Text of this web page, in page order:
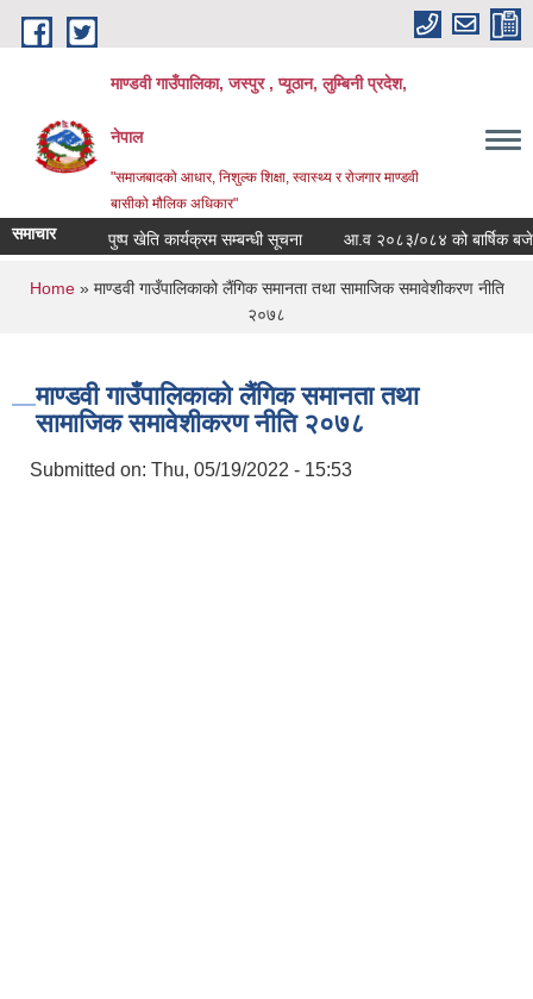
Skip to main content
माण्डवी गाउँपालिका, जस्पुर , प्यूठान, लुम्बिनी प्रदेश,
नेपाल
"समाजबादको आधार, निशुल्क शिक्षा, स्वास्थ्य र रोजगार माण्डवी
बासीको मौलिक अधिकार"
समाचार पुष्प खेति कार्यक्रम सम्बन्धी सूचना आ.व २०८३/०८४ को बार्षिक बजेट
You are here
Home» माण्डवी गाउँपालिकाको लैंगिक समानता तथा सामाजिक समावेशीकरण नीति
२०७८
माण्डवी गाउँपालिकाको लैंगिक समानता तथा
सामाजिक समावेशीकरण नीति २०७८
Submitted on: Thu, 05/19/2022 - 15:53